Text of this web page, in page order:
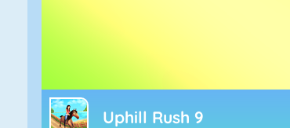
Uphill Rush 9